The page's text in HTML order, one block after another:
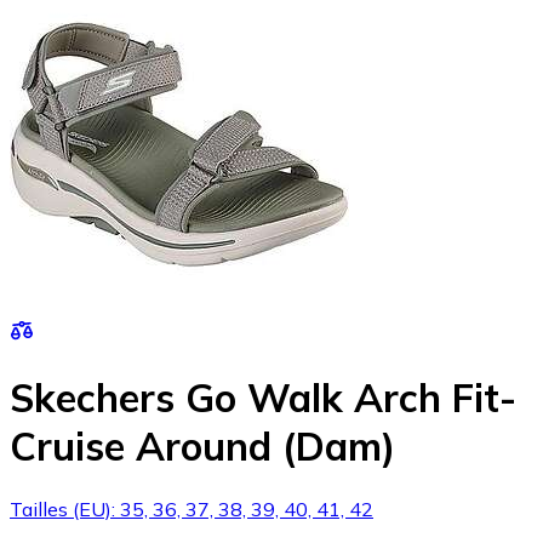
Skechers Go Walk Arch Fit-
Cruise Around (Dam)
Tailles (EU): 35, 36, 37, 38, 39, 40, 41, 42